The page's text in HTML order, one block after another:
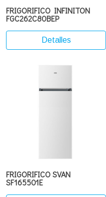
FRIGORIFICO INFINITON
FGC262C80BEP
Detalles
FRIGORIFICO SVAN
SF165501E